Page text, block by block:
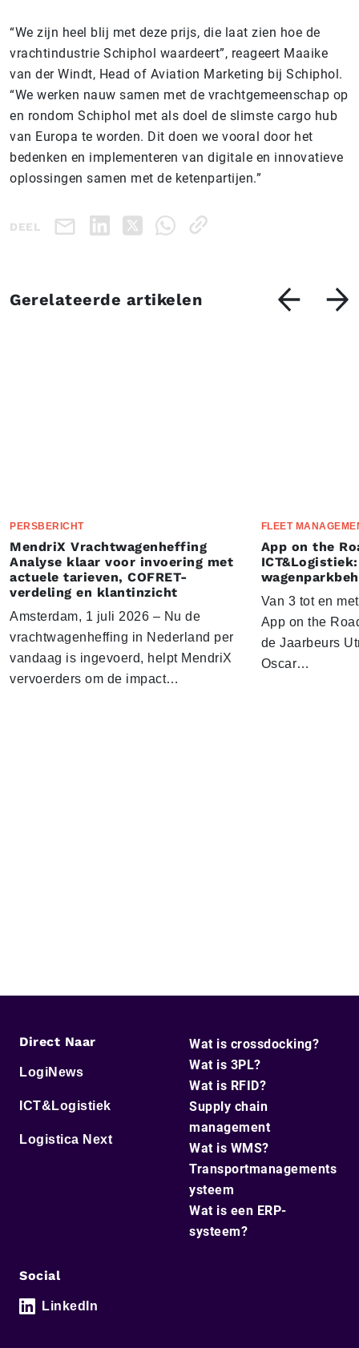
“We zijn heel blij met deze prijs, die laat zien hoe de
vrachtindustrie Schiphol waardeert”, reageert Maaike
van der Windt, Head of Aviation Marketing bij ‎Schiphol.
“We werken nauw samen met de vrachtgemeenschap op
en rondom Schiphol met als doel de slimste cargo hub
van Europa te worden. Dit doen we vooral door het
bedenken en implementeren van digitale en innovatieve
oplossingen samen met de ketenpartijen.”
DEEL
Gerelateerde artikelen
PERSBERICHT
MendriX Vrachtwagenheffing
Analyse klaar voor invoering met
actuele tarieven, COFRET-
verdeling en klantinzicht
Amsterdam, 1 juli 2026 – Nu de
vrachtwagenheffing in Nederland per
vandaag is ingevoerd, helpt MendriX
vervoerders om de impact…
FLEET
App on the
Van 3 tot en
App on the
de Jaarbeurs
Oscar…
Direct Naar
LogiNews
ICT&Logistiek
Logistica Next
Wat is crossdocking?
Wat is 3PL?
Wat is RFID?
Supply chain
management
Wat is WMS?
Transportmanagements
ysteem
Wat is een ERP-
systeem?
Social
LinkedIn